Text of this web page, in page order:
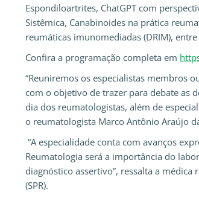
Espondiloartrites, ChatGPT com
Sistêmica, Canabinoides na prática
reumáticas imunomediadas (DRIM),
Confira a programação completa em
“Reuniremos os especialistas membros
com o objetivo de trazer para debate as
dia dos reumatologistas, além de
o reumatologista Marco Antônio Araújo
“A especialidade conta com avanços
Reumatologia será a importância do
diagnóstico assertivo”, ressalta a
(SPR).